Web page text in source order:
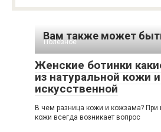
Вам также может
Полезное
Женские ботинки
из натуральной кожи
искусственной
В чем разница кожи и кожзама? При
кожи всегда возникает вопрос